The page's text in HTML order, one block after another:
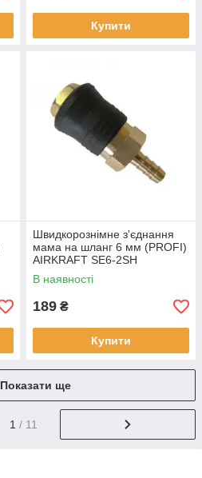
Купити
Швидкорознімне з'єднання
мама на шланг 6 мм (PROFI)
AIRKRAFT SE6-2SH
В наявності
189 ₴
Купити
Показати ще
1 / 11